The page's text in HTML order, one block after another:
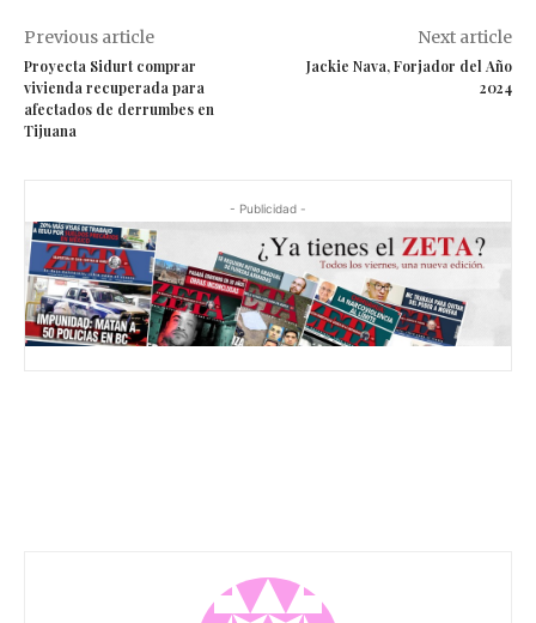
Previous article
Proyecta Sidurt comprar
vivienda recuperada para
afectados de derrumbes en
Tijuana
Next article
Jackie Nava, Forjador del Año
2024
- Publicidad -